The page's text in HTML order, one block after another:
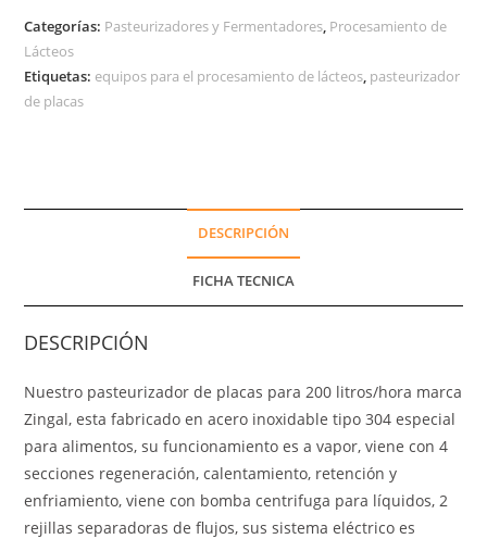
Categorías: Pasteurizadores y Fermentadores Procesamiento de
Lácteos
Etiquetas: equipos para el procesamiento de lácteos pasteurizador
de placas
DESCRIPCIÓN
FICHA TECNICA
DESCRIPCIÓN
Nuestro pasteurizador de placas para 200 litros/hora marca
Zingal, esta fabricado en acero inoxidable tipo 304 especial
para alimentos, su funcionamiento es a vapor, viene con 4
secciones regeneración, calentamiento, retención y
enfriamiento, viene con bomba centrifuga para líquidos, 2
rejillas separadoras de flujos, sus sistema eléctrico es